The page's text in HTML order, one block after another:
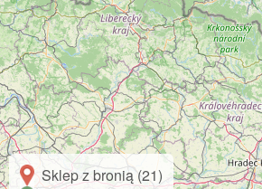
Sklep z bronią (21)